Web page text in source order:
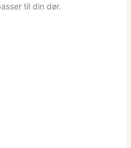
til din dør.